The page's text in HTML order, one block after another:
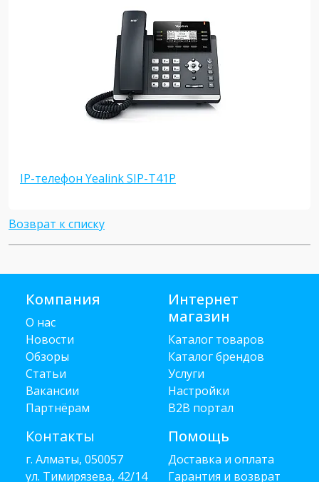
IP-телефон Yealink SIP-T41P
Возврат к списку
Компания
О нас
Новости
Обзоры
Статьи
Вакансии
Партнёрам
Контакты
г. Алматы, 050057
ул. Тимирязева, 42/14
Интернет
магазин
Каталог товаров
Каталог брендов
Услуги
Настройки
B2B портал
Помощь
Доставка и оплата
Гарантия и возврат